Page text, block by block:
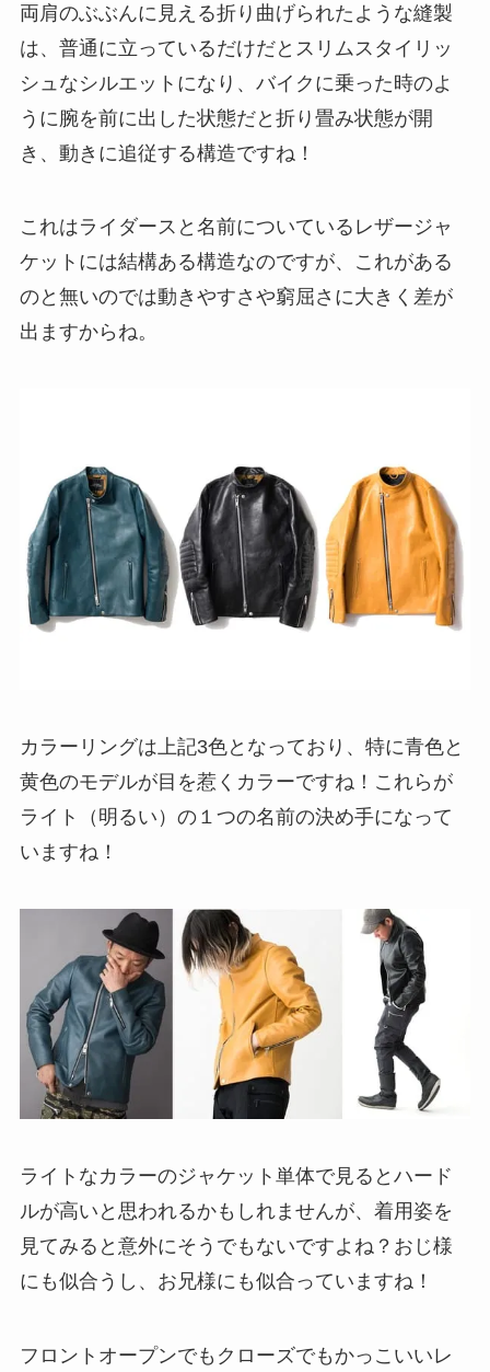
両肩のぶぶんに見える折り曲げられたような縫製
は、普通に立っているだけだとスリムスタイリッ
シュなシルエットになり、バイクに乗った時のよ
うに腕を前に出した状態だと折り畳み状態が開
き、動きに追従する構造ですね！
これはライダースと名前についているレザージャ
ケットには結構ある構造なのですが、これがある
のと無いのでは動きやすさや窮屈さに大きく差が
出ますからね。
カラーリングは上記3色となっており、特に青色と
黄色のモデルが目を惹くカラーですね！これらが
ライト（明るい）の１つの名前の決め手になって
いますね！
ライトなカラーのジャケット単体で見るとハード
ルが高いと思われるかもしれませんが、着用姿を
見てみると意外にそうでもないですよね？おじ様
にも似合うし、お兄様にも似合っていますね！
フロントオープンでもクローズでもかっこいいレ